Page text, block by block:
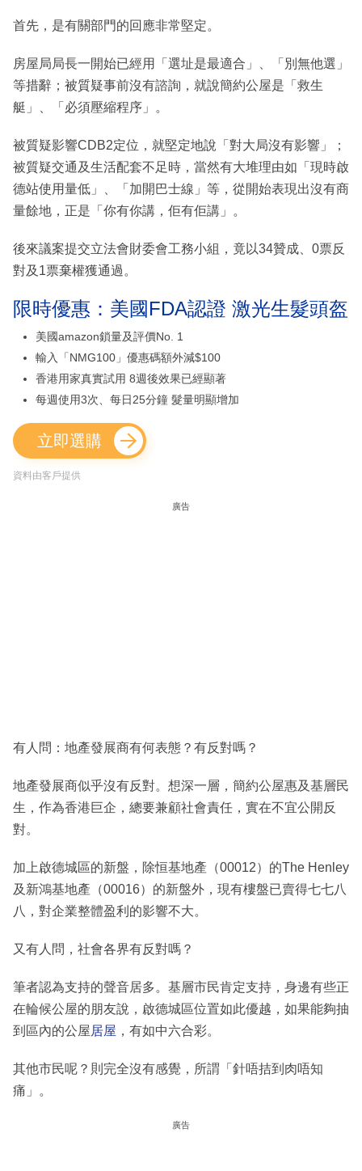
首先，是有關部門的回應非常堅定。
房屋局局長一開始已經用「選址是最適合」、「別無他選」
等措辭；被質疑事前沒有諮詢，就說簡約公屋是「救生
艇」、「必須壓縮程序」。
被質疑影響CDB2定位，就堅定地說「對大局沒有影響」；
被質疑交通及生活配套不足時，當然有大堆理由如「現時啟
德站使用量低」、「加開巴士線」等，從開始表現出沒有商
量餘地，正是「你有你講，佢有佢講」。
後來議案提交立法會財委會工務小組，竟以34贊成、0票反
對及1票棄權獲通過。
限時優惠：美國FDA認證 激光生髮頭盔
美國amazon鎖量及評價No. 1
輸入「NMG100」優惠碼額外減$100
香港用家真實試用 8週後效果已經顯著
每週使用3次、每日25分鐘 髮量明顯增加
立即選購
資料由客戶提供
廣告
有人問：地產發展商有何表態？有反對嗎？
地產發展商似乎沒有反對。想深一層，簡約公屋惠及基層民
生，作為香港巨企，總要兼顧社會責任，實在不宜公開反
對。
加上啟德城區的新盤，除恒基地產（00012）的The Henley
及新鴻基地產（00016）的新盤外，現有樓盤已賣得七七八
八，對企業整體盈利的影響不大。
又有人問，社會各界有反對嗎？
筆者認為支持的聲音居多。基層市民肯定支持，身邊有些正
在輪候公屋的朋友說，啟德城區位置如此優越，如果能夠抽
到區內的公屋居屋 ，有如中六合彩。
其他市民呢？則完全沒有感覺，所謂「針唔拮到肉唔知
痛」。
廣告